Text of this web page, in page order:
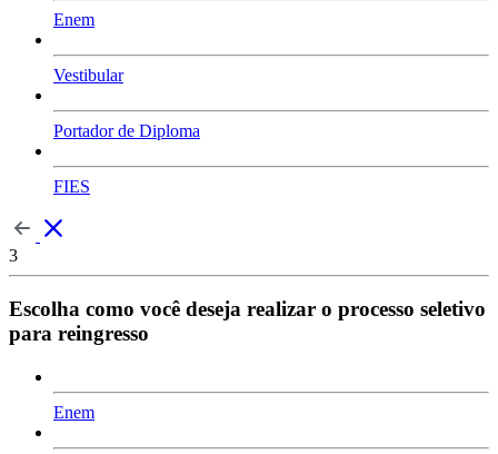
Enem
Vestibular
Portador de Diploma
FIES
3
Escolha como você deseja realizar o processo seletivo
para reingresso
Enem